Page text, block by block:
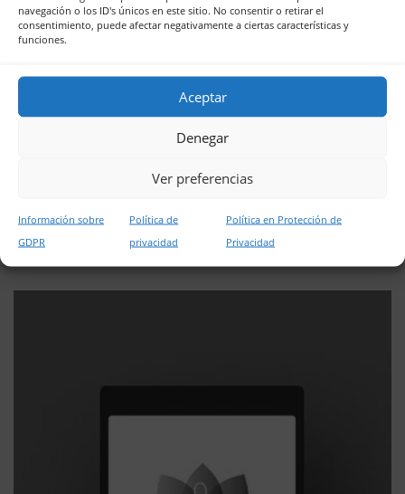
navegación o los ID's únicos en este sitio. No consentir o retirar el
consentimiento, puede afectar negativamente a ciertas características y
funciones.
Aceptar
Denegar
Ver preferencias
Información sobre
GDPR
Política de
privacidad
Política en Protección de
Privacidad
Autismo Kids – Londres